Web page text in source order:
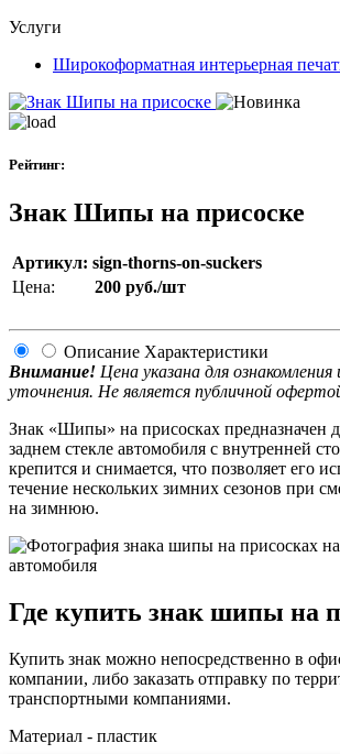
Услуги
Широкоформатная интерьерная
Рейтинг:
Знак Шипы на присоске
Артикул: sign-thorns-on-suckers
Цена:
200 руб./шт
Описание Характеристики
Внимание! Цена указана для
уточнения. Не является публичной
Знак «Шипы» на присосках предназначен
заднем стекле автомобиля с внутренней
крепится и снимается, что позволяет его
течение нескольких зимних сезонов при
на зимнюю.
Где купить знак шипы на
Купить знак можно непосредственно в
компании, либо заказать отправку по
транспортными компаниями.
Материал - пластик